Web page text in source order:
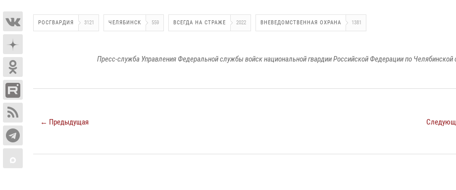
РОСГВАРДИЯ 3121 ЧЕЛЯБИНСК 559 ВСЕГДА НА СТРАЖЕ 2022 ВНЕВЕДОМСТВЕННАЯ ОХРАНА 1381
Пресс-служба Управления Федеральной службы войск национальной гвардии Российской Федерации по Челябинской
← Предыдущая